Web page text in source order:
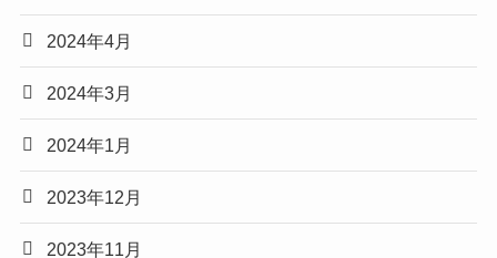
2024年4月
2024年3月
2024年1月
2023年12月
2023年11月